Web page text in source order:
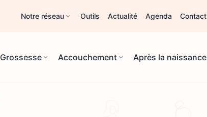
Notre réseau Outils Actualité Agenda Contact
Grossesse Accouchement Après la naissance